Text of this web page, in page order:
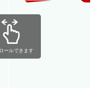
ールできます